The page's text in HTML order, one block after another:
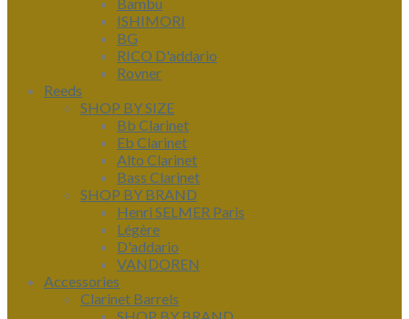
ISHIMORI
BG
RICO D'addario
Rovner
Reeds
SHOP BY SIZE
Bb Clarinet
Eb Clarinet
Alto Clarinet
Bass Clarinet
SHOP BY BRAND
Henri SELMER Paris
Légère
D'addario
VANDOREN
Accessories
Clarinet Barrels